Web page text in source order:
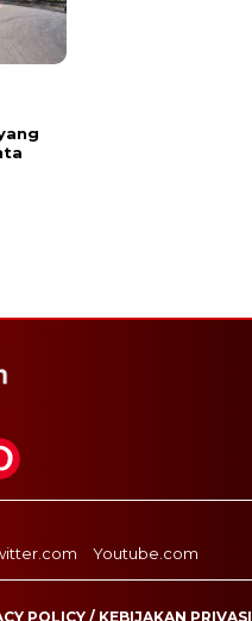
Youtube.com
POLICY / KEBIJAKAN PRIVASI